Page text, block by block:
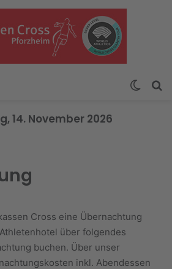
Skin
14. November 2026
Cross eine Übernachtung
über folgendes
buchen. Über unser
inkl. Abendessen